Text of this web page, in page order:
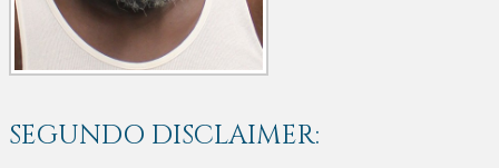
SEGUNDO DISCLAIMER: